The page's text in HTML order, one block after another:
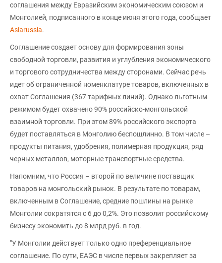
соглашения между Евразийским экономическим союзом и
Монголией, подписанного в конце июня этого года, сообщает
Аsiarussia.
Соглашение создает основу для формирования зоны
свободной торговли, развития и углубления экономического
и торгового сотрудничества между сторонами. Сейчас речь
идет об ограниченной номенклатуре товаров, включенных в
охват Соглашения (367 тарифных линий). Однако льготным
режимом будет охвачено 90% российско-монгольской
взаимной торговли. При этом 89% российского экспорта
будет поставляться в Монголию беспошлинно. В том числе –
продукты питания, удобрения, полимерная продукция, ряд
черных металлов, моторные транспортные средства.
Напомним, что Россия – второй по величине поставщик
товаров на монгольский рынок. В результате по товарам,
включенным в Соглашение, средние пошлины на рынке
Монголии сократятся с 6 до 0,2%. Это позволит российскому
бизнесу экономить до 8 млрд руб. в год.
"У Монголии действует только одно преференциальное
соглашение. По сути, ЕАЭС в числе первых закрепляет за